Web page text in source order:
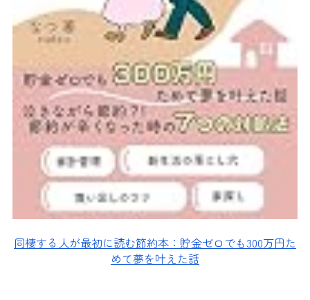
同棲する人が最初に読む節約本：貯金ゼロでも300万円た
めて夢を叶えた話